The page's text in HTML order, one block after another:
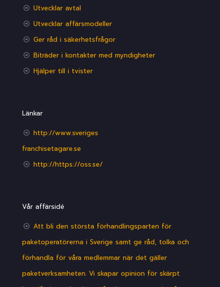
Utvecklar avtal
Utvecklar affärsmodeller
Ger råd i säkerhetsfrågor
Biträder i kontakter med myndigheter
Hjälper till i tvister
Länkar
http://www.sveriges
franchisetagare.se
http://https://oss.se/
Vår affärsidé
Att bli den största förhandlingsparten för
paketoperatörerna i Sverige samt ge råd, tolka och
förhandla för våra medlemmar när det gäller
paketverksamheten. Vi skapar opinion för skärpt